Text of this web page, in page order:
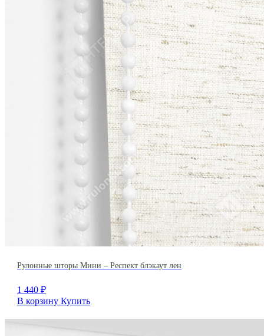
Рулонные шторы Мини – Респект блэкаут лен
1 440 ₽
В корзину Купить